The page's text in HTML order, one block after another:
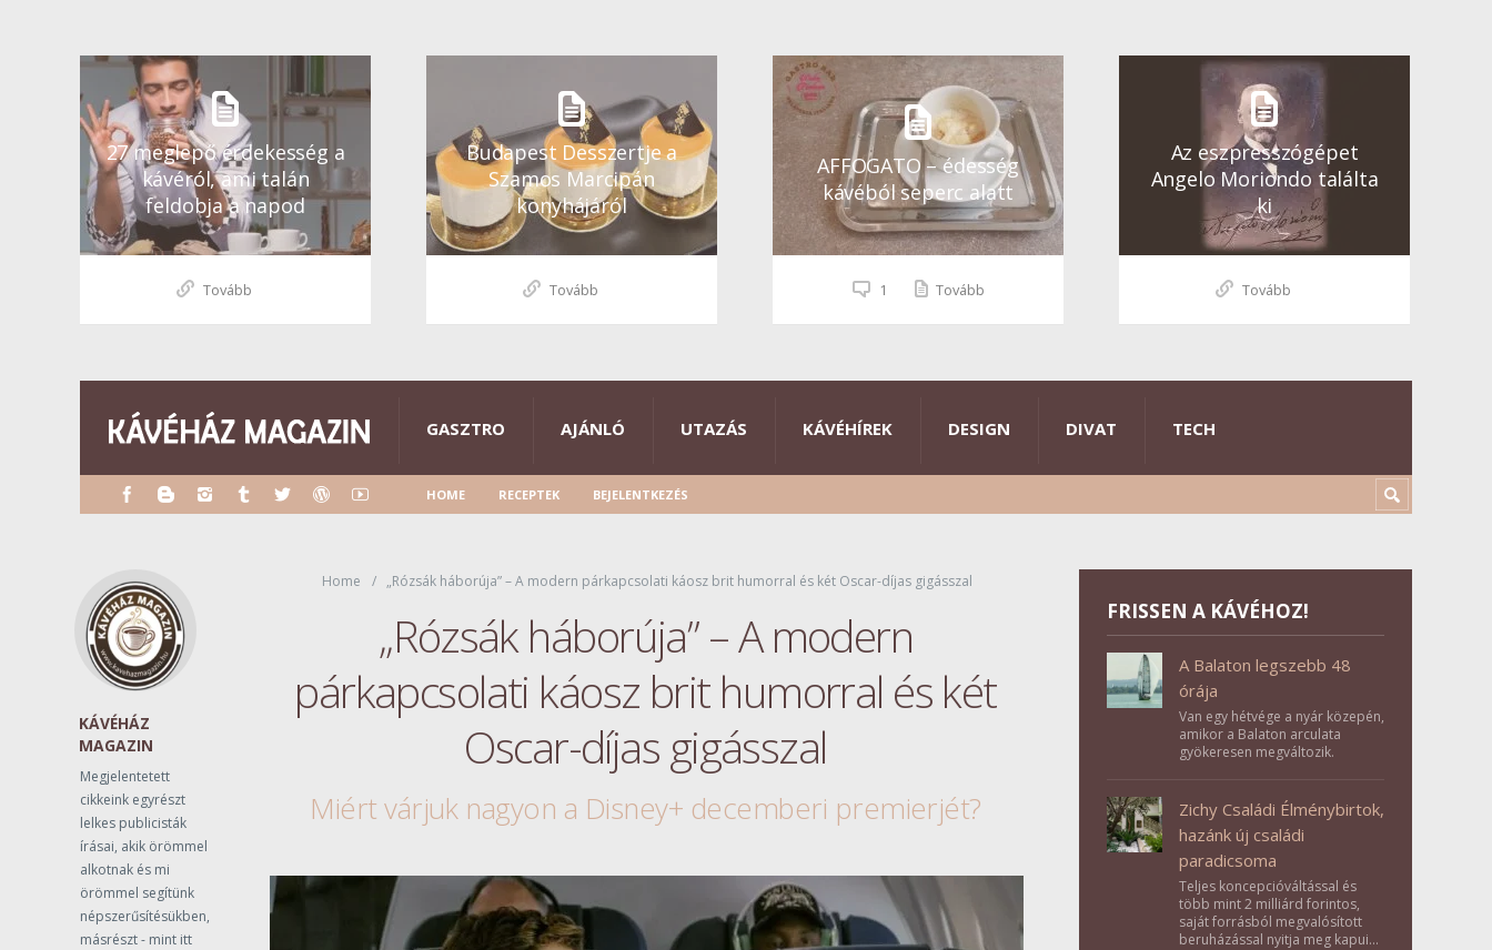
27 meglepő érdekesség a
kávéról, ami talán
feldobja a napod
Tovább
Budapest Desszertje a
Szamos Marcipán
konyhájáról
Tovább
AFFOGATO – édesség
kávéból seperc alatt
1 Tovább
Az eszpresszógépet
Angelo Moriondo találta
ki
Tovább
GASZTRO AJÁNLÓ UTAZÁS KÁVÉHÍREK DESIGN DIVAT TECH
HOME RECEPTEK BEJELENTKEZÉS
Home „Rózsák háborúja” – A modern párkapcsolati káosz brit humorral és két Oscar-díjas gigásszal
„Rózsák háborúja” – A modern
párkapcsolati káosz brit humorral és két
Oscar-díjas gigásszal
Miért várjuk nagyon a Disney+ decemberi premierjét?
KÁVÉHÁZ
MAGAZIN
Megjelentetett
cikkeink egyrészt
lelkes publicisták
írásai, akik örömmel
alkotnak és mi
örömmel segítünk
népszerűsítésükben,
másrészt - mint itt
FRISSEN A KÁVÉHOZ!
A Balaton legszebb 48
órája
Van egy hétvége a nyár közepén,
amikor a Balaton arculata
gyökeresen megváltozik.
Zichy Családi Élménybirtok,
hazánk új családi
paradicsoma
Teljes koncepcióváltással és
több mint 2 milliárd forintos,
saját forrásból megvalósított
beruházással nyitja meg kapuit a